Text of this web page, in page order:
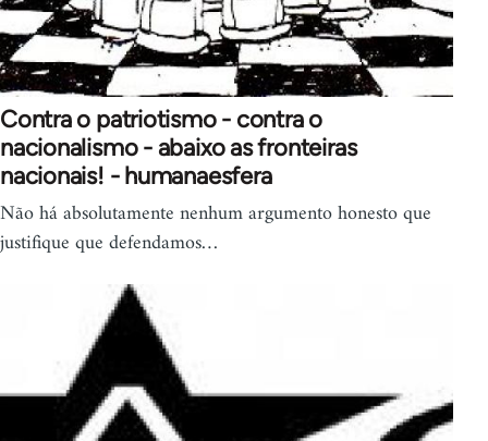
Contra o patriotismo - contra o
nacionalismo - abaixo as fronteiras
nacionais! - humanaesfera
Não há absolutamente nenhum argumento honesto que
justifique que defendamos…